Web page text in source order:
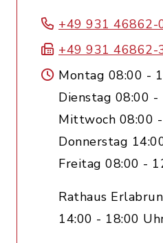
+49 931 46862-
+49 931 46862-
Montag 08:00 -
Dienstag 08:00 -
Mittwoch 08:00
Donnerstag
Freitag 08:00 -
Rathaus
14:00 - 18:00